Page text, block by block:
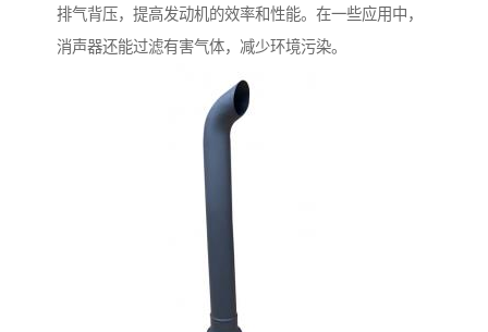
排气背压，提高发动机的效率和性能。在一些应用中，
消声器还能过滤有害气体，减少环境污染。